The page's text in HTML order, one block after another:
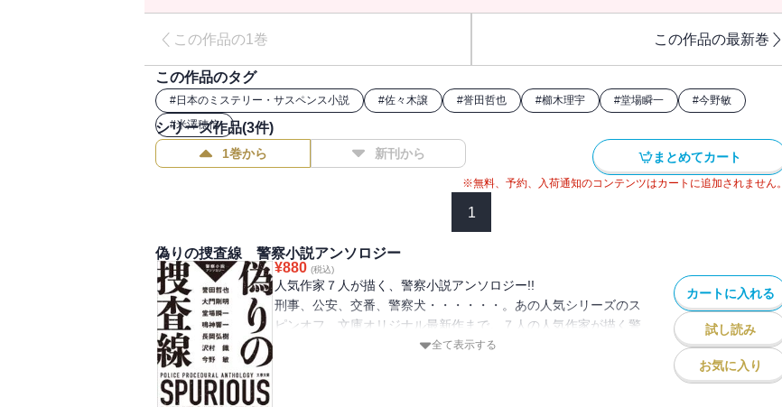
この作品の1巻 この作品の最新巻
この作品のタグ
#日本のミステリー・サスペンス小説 #佐々木譲 #誉田哲也 #櫛木理宇 #堂場瞬一 #今野敏
#米澤穂信
シリーズ作品(3件)
1巻から 新刊から まとめてカート
※無料、予約、入荷通知のコンテンツはカートに追加されません。
1
偽りの捜査線 警察小説アンソロジー
¥880 (税込)
人気作家７人が描く、警察小説アンソロジー!!
刑事、公安、交番、警察犬・・・・・・。あの人気シリーズのス
ピンオフ、文庫オリジナル最新作まで。７人の人気作家が描く警
全て表示する
カートに入れる
試し読み
お気に入り